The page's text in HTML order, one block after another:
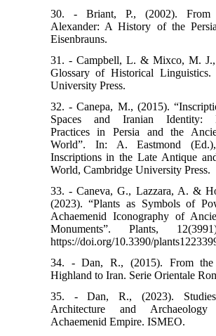
30. - Briant, P., (2002). From
Alexander: A History of the
Eisenbrauns.
31. - Campbell, L. & Mixco, M.
Glossary of Historical Linguistics.
University Press.
32. - Canepa, M., (2015).
Spaces and Iranian Identity:
Practices in Persia and the
World”. In: A. Eastmond
Inscriptions in the Late Antique
World, Cambridge University Press.
33. - Caneva, G., Lazzara, A. &
(2023). “Plants as Symbols of
Achaemenid Iconography of
Monuments”. Plants,
https://doi.org/10.3390/
34. - Dan, R., (2015). From the
Highland to Iran. Serie Orientale
35. - Dan, R., (2023).
Architecture and
Achaemenid Empire. ISMEO.